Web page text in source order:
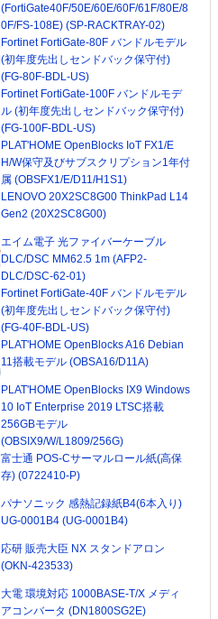
(FortiGate40F/50E/60E/60F/61F/80E/8
0F/FS-108E) (SP-RACKTRAY-02)
Fortinet FortiGate-80F バンドルモデル
(初年度先出しセンドバック保守付)
(FG-80F-BDL-US)
Fortinet FortiGate-100F バンドルモデ
ル (初年度先出しセンドバック保守付)
(FG-100F-BDL-US)
PLAT'HOME OpenBlocks IoT FX1/E
H/W保守及びサブスクリプション1年付
属 (OBSFX1/E/D11/H1S1)
LENOVO 20X2SC8G00 ThinkPad L14
Gen2 (20X2SC8G00)
エイム電子 光ファイバーケーブル
DLC/DSC MM62.5 1m (AFP2-
DLC/DSC-62-01)
Fortinet FortiGate-40F バンドルモデル
(初年度先出しセンドバック保守付)
(FG-40F-BDL-US)
PLAT'HOME OpenBlocks A16 Debian
11搭載モデル (OBSA16/D11A)
PLAT'HOME OpenBlocks IX9 Windows
10 IoT Enterprise 2019 LTSC搭載
256GBモデル
(OBSIX9/W/L1809/256G)
富士通 POS-Cサーマルロール紙(高保
存) (0722410-P)
パナソニック 感熱記録紙B4(6本入り)
UG-0001B4 (UG-0001B4)
応研 販売大臣 NX スタンドアロン
(OKN-423533)
大電 環境対応 1000BASE-T/X メディ
アコンバータ (DN1800SG2E)